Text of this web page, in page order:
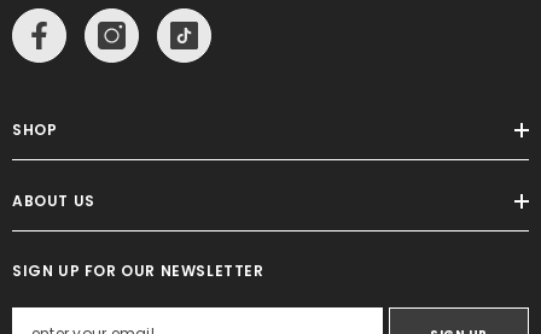
SHOP
ABOUT US
SIGN UP FOR OUR NEWSLETTER